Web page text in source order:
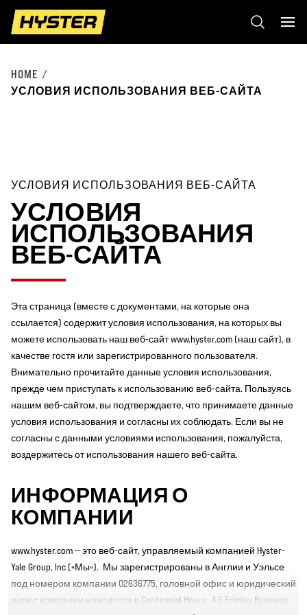
HOME
УСЛОВИЯ ИСПОЛЬЗОВАНИЯ ВЕБ-САЙТА
УСЛОВИЯ ИСПОЛЬЗОВАНИЯ ВЕБ-САЙТА
УСЛОВИЯ
ИСПОЛЬЗОВАНИЯ
ВЕБ-САЙТА
Эта страница (вместе с документами, на которые она
ссылается) содержит условия использования, на которых вы
можете использовать наш веб-сайт www.hyster.com (наш сайт), в
качестве гостя или зарегистрированного пользователя.
Внимательно прочитайте данные условия использования,
прежде чем приступать к использованию веб-сайта. Пользуясь
нашим веб-сайтом, вы подтверждаете, что принимаете данные
условия использования и согласны их соблюдать. Если вы не
согласны с данными условиями использования, пожалуйста,
воздержитесь от использования нашего веб-сайта.
ИНФОРМАЦИЯ О
КОМПАНИИ
www.hyster.com — это веб-сайт, управляемый компанией Hyster-
Yale Group, Inc («Мы»). Мы зарегистрированы в Англии и Уэльсе
под номером компании 02636775, головной офис и юридический
адрес компании находятся в Centennial House, 4.5 Frimley Business